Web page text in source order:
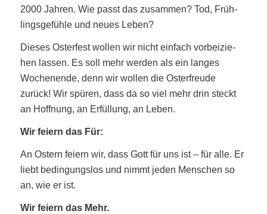
2000 Jah­ren. Wie passt das zusam­men? Tod, Früh­
lings­ge­füh­le und neu­es Leben?
Die­ses Oster­fest wol­len wir nicht ein­fach vor­bei­zie­
hen las­sen. Es soll mehr wer­den als ein lan­ges
Wochen­en­de, denn wir wol­len die Oster­freu­de
zurück! Wir spü­ren, dass da so viel mehr drin steckt
an Hoff­nung, an Erfül­lung, an Leben.
Wir fei­ern das Für:
An Ostern fei­ern wir, dass Gott für uns ist – für alle. Er
liebt bedin­gungs­los und nimmt jeden Men­schen so
an, wie er ist.
Wir fei­ern das Mehr.